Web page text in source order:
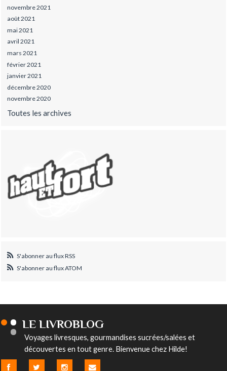
novembre 2021
août 2021
mai 2021
avril 2021
mars 2021
février 2021
janvier 2021
décembre 2020
novembre 2020
Toutes les archives
S'abonner au flux RSS
S'abonner au flux ATOM
LE LIVROBLOG
Voyages livresques, gourmandises sucrées/salées et
découvertes en tout genre. Bienvenue chez Hilde!